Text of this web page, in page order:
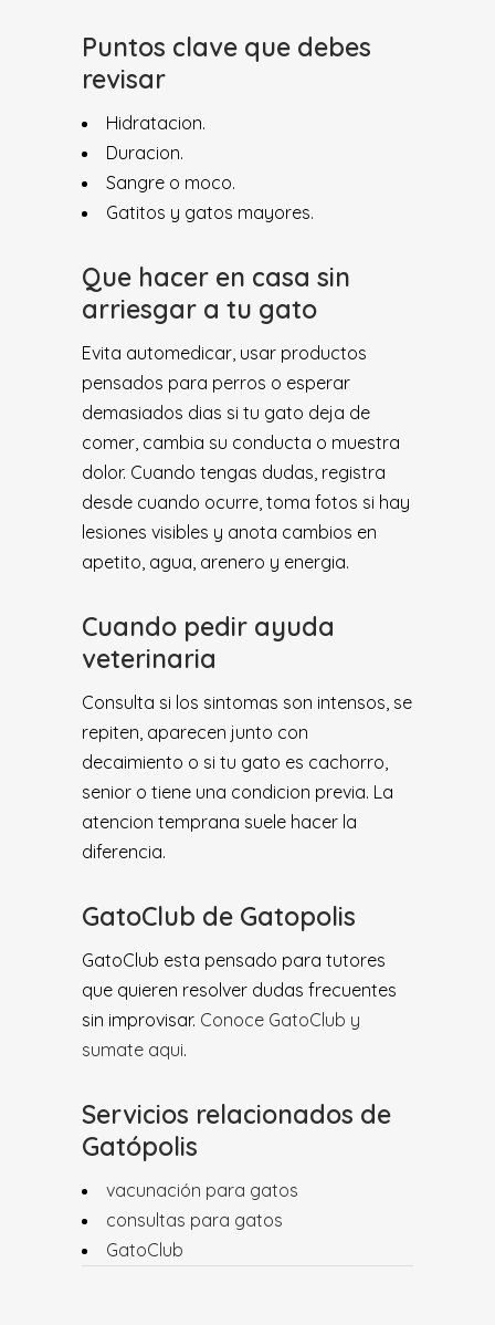
Puntos clave que debes
revisar
Hidratacion.
Duracion.
Sangre o moco.
Gatitos y gatos mayores.
Que hacer en casa sin
arriesgar a tu gato
Evita automedicar, usar productos
pensados para perros o esperar
demasiados dias si tu gato deja de
comer, cambia su conducta o muestra
dolor. Cuando tengas dudas, registra
desde cuando ocurre, toma fotos si hay
lesiones visibles y anota cambios en
apetito, agua, arenero y energia.
Cuando pedir ayuda
veterinaria
Consulta si los sintomas son intensos, se
repiten, aparecen junto con
decaimiento o si tu gato es cachorro,
senior o tiene una condicion previa. La
atencion temprana suele hacer la
diferencia.
GatoClub de Gatopolis
GatoClub esta pensado para tutores
que quieren resolver dudas frecuentes
sin improvisar. Conoce GatoClub y
sumate aqui.
Servicios relacionados de
Gatópolis
vacunación para gatos
consultas para gatos
GatoClub